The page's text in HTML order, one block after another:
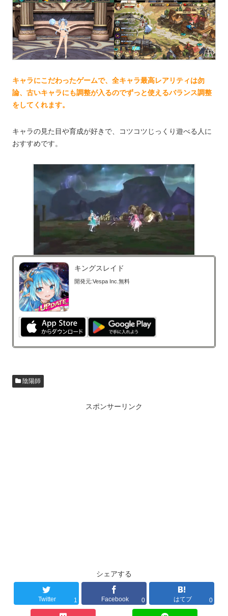
キャラにこだわったゲームで、全キャラ最高レアリティは勿
論、古いキャラにも調整が入るのでずっと使えるバランス調整
をしてくれます。
キャラの見た目や育成が好きで、コツコツじっくり遊べる人に
おすすめです。
キングスレイド
開発元:Vespa Inc. 無料
陰陽師
スポンサーリンク
シェアする
Twitter 1 Facebook 0 はてブ 0